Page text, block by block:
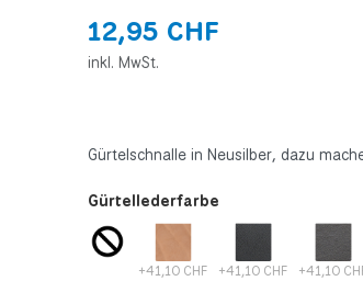
12,95 CHF
inkl. MwSt.
Gürtelschnalle in Neusilber, dazu
Gürtellederfarbe
+41,10 CHF +41,10 CHF +41,10